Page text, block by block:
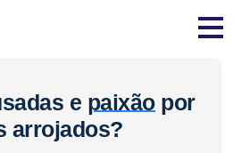
e paixãopor
arrojados?